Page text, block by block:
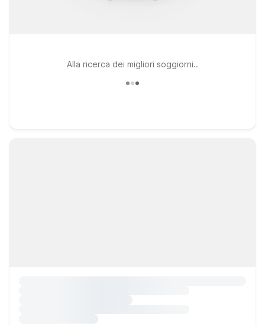
Alla ricerca dei migliori soggiorni..